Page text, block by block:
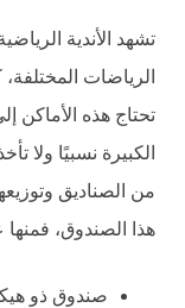
تشهد الأندية
الرياضات
الكبيرة نسبيًا ولا
من الصناديق
هذا الصندوق،
صندوق ذو